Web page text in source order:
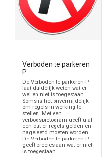
Verboden te parkeren
P
De Verboden te parkeren P
laat duidelijk weten wat er
wel en niet is toegestaan.
Soms is het onvermijdelijk
om regels in werking te
stellen. Met een
verbodspictogram geeft u al
een dat er regels gelden en
nageleefd moeten worden.
De Verboden te parkeren P
geeft precies aan wat er niet
is toegestaan